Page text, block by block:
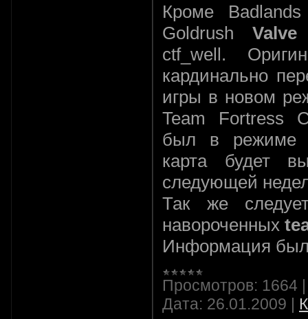
Кроме
Goldrush Valve
ctf_well.
кардинально
игры в новом
Team Fortress
был в режиме
карта будет
следующей
Так же
навороченных
Информация
Просмотров: 1664
Дата: 26.01.2009 |